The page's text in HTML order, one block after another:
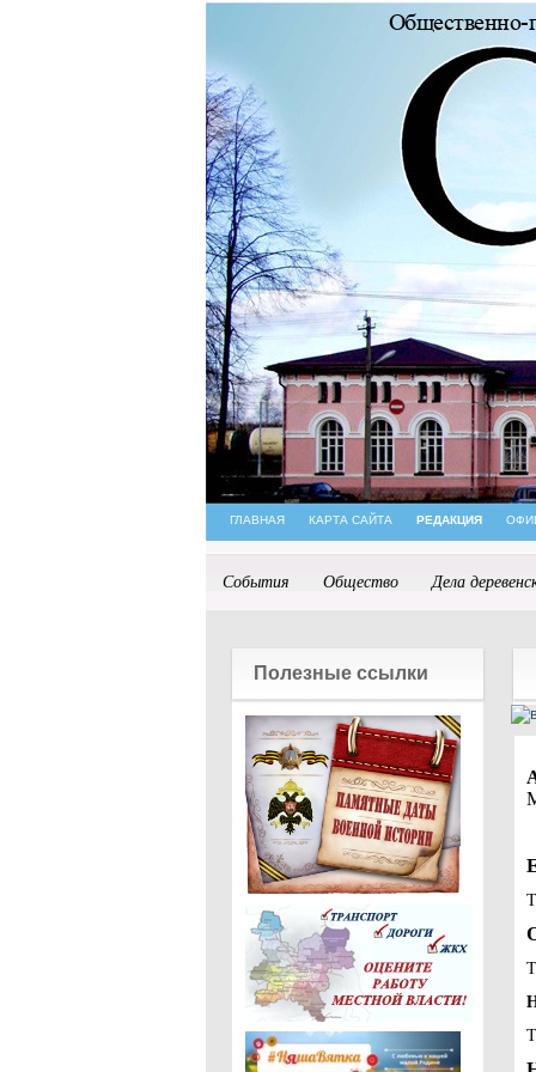
ГЛАВНАЯ КАРТА САЙТА РЕДАКЦИЯ
События Общество Дела
Полезные ссылки